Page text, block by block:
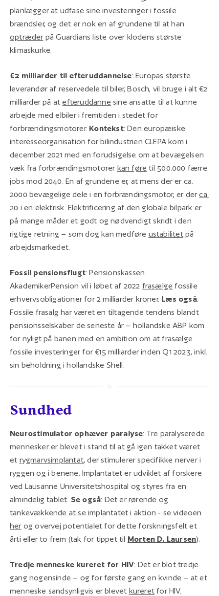
planlægger at udfase sine investeringer i fossile
brændsler, og det er nok en af grundene til at han
optræderpå Guardians liste over klodens største
klimaskurke.
€2 milliarder til efteruddannelse: Europas største
leverandør af reservedele til biler, Bosch, vil bruge i alt €2
milliarder på atefteruddanne sine ansatte til at kunne
arbejde med elbiler i fremtiden i stedet for
forbrændingsmotorer. Kontekst: Den europæiske
interesseorganisation for bilindustrien CLEPA kom i
december 2021 med en forudsigelse om at bevægelsen
væk fra forbrændingsmotorer kan føre til 500.000 færre
jobs mod 2040. En af grundene er, at mens der er ca.
2000 bevægelige dele i en forbrændingsmotor, er derca.
20 i en elektrisk. Elektrificering af den globale bilpark er
på mange måder et godt og nødvendigt skridt i den
rigtige retning – som dog kan medføre ustabilitetpå
arbejdsmarkedet.
Fossil pensionsflugt: Pensionskassen
AkademikerPension vil i løbet af 2022 frasælge fossile
erhvervsobligationer for 2 milliarder kroner. Læs også:
Fossile frasalg har været en tiltagende tendens blandt
pensionsselskaber de seneste år – hollandske ABP kom
for nyligt på banen med enambition om at frasælge
fossile investeringer for €15 milliarder inden Q1 2023, inkl.
sin beholdning i hollandske Shell.
Sundhed
Neurostimulator ophæver paralyse: Tre paralyserede
mennesker er blevet i stand til at gå igen takket været
et rygmarvsimplantat, der stimulerer specifikke nerver i
ryggen og i benene. Implantatet er udviklet af forskere
ved Lausanne Universitetshospital og styres fra en
almindelig tablet. Se også: Det er rørende og
tankevækkende at se implantatet i aktion - se videoen
herog overvej potentialet for dette forskningsfelt et
årti eller to frem (tak for tippet til Morten D. Laursen).
Tredje menneske kureret for HIV: Det er blot tredje
gang nogensinde – og for første gang en kvinde – at et
menneske sandsynligvis er blevet kureret for HIV.